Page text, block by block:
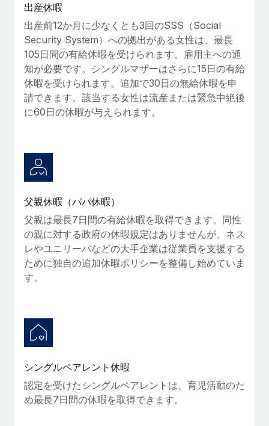
業務に最適な人材を採用し、管理し、給与を支給できるようにす
ることです。この数週間で、新しい統合、機能、改良点をリリー
スしました。...
詳細を見る
ム間で頻繁に移動しているためです。このため、自社のビジネス
を保護することは極めて重要です。...
詳細を見る
出産休暇
出産前12か月に少なくとも3回のSSS（Social
Security System）への拠出がある女性は、最長
105日間の有給休暇を受けられます。雇用主への通
知が必要です。シングルマザーはさらに15日の有給
休暇を受けられます。追加で30日の無給休暇を申
請できます。該当する女性は流産または緊急中絶後
に60日の休暇が与えられます。
父親休暇（パパ休暇）
父親は最長7日間の有給休暇を取得できます。同性
の親に対する政府の休暇規定はありませんが、ネス
レやユニリーバなどの大手企業は従業員を支援する
ために独自の追加休暇ポリシーを整備し始めていま
す。
シングルペアレント休暇
認定を受けたシングルペアレントは、育児活動のた
め最長7日間の休暇を取得できます。